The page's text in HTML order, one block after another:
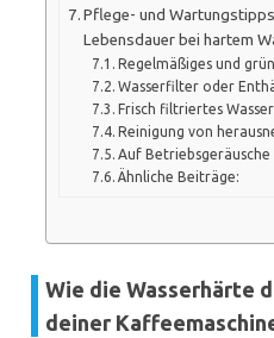
Pflege- und
Lebensdauer bei hartem
Regelmäßiges und
Wasserfilter oder
Frisch filtriertes
Reinigung von
Auf Betriebsgeräusche
Ähnliche Beiträge:
Wie die Wasserhärte
deiner